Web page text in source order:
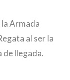
la Armada
al ser la
de llegada.